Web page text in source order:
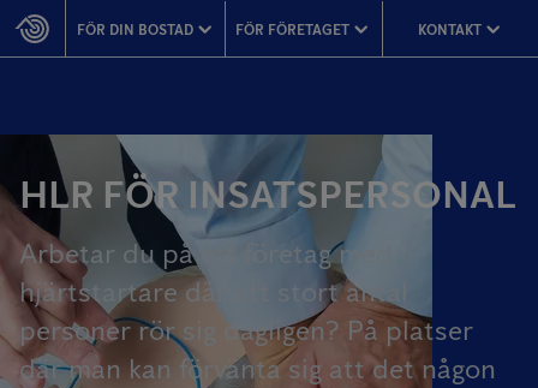
FÖR DIN BOSTAD FÖR FÖRETAGET KONTAKT
HLR FÖR INSATSPERSONAL
Arbetar du på ett företag med
hjärtstartare där ett stort antal
personer rör sig dagligen? På platser
där man kan förvänta sig att det någon